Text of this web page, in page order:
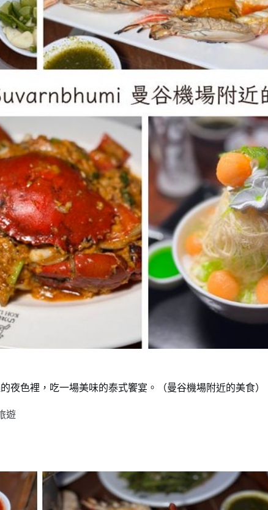
夜色裡，吃一場美味的泰式饗宴。（曼谷機場附近的美食）
遊